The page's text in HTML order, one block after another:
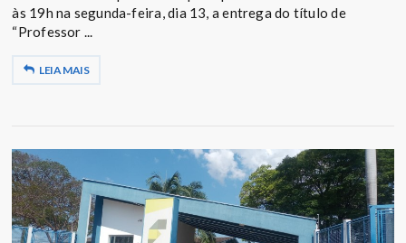
às 19h na segunda-feira, dia 13, a entrega do título de
“Professor ...
LEIA MAIS